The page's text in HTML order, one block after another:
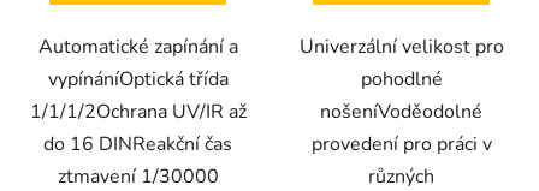
Automatické zapínání a
vypínáníOptická třída
1/1/1/2Ochrana UV/IR až
do 16 DINReakční čas
ztmavení 1/30000
Univerzální velikost pro
pohodlné
nošeníVoděodolné
provedení pro práci v
různých